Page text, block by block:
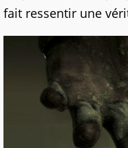
fait ressentir une